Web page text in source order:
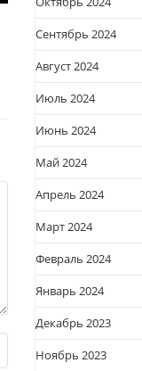
Сентябрь 2024
Август 2024
Июль 2024
Июнь 2024
Май 2024
Апрель 2024
Март 2024
Февраль 2024
Январь 2024
Декабрь 2023
Ноябрь 2023